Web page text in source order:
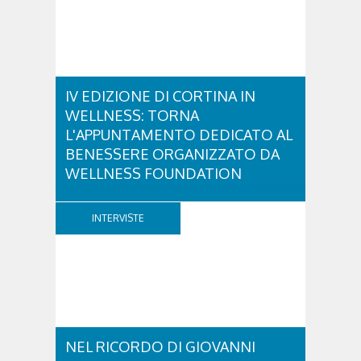
IV EDIZIONE DI CORTINA IN
WELLNESS: TORNA
L'APPUNTAMENTO DEDICATO AL
BENESSERE ORGANIZZATO DA
WELLNESS FOUNDATION
cultura del benessere e dei corretti stili di vita.
Promosso dalla Wellness Foundation –
INTERVISTE
NEL RICORDO DI GIOVANNI